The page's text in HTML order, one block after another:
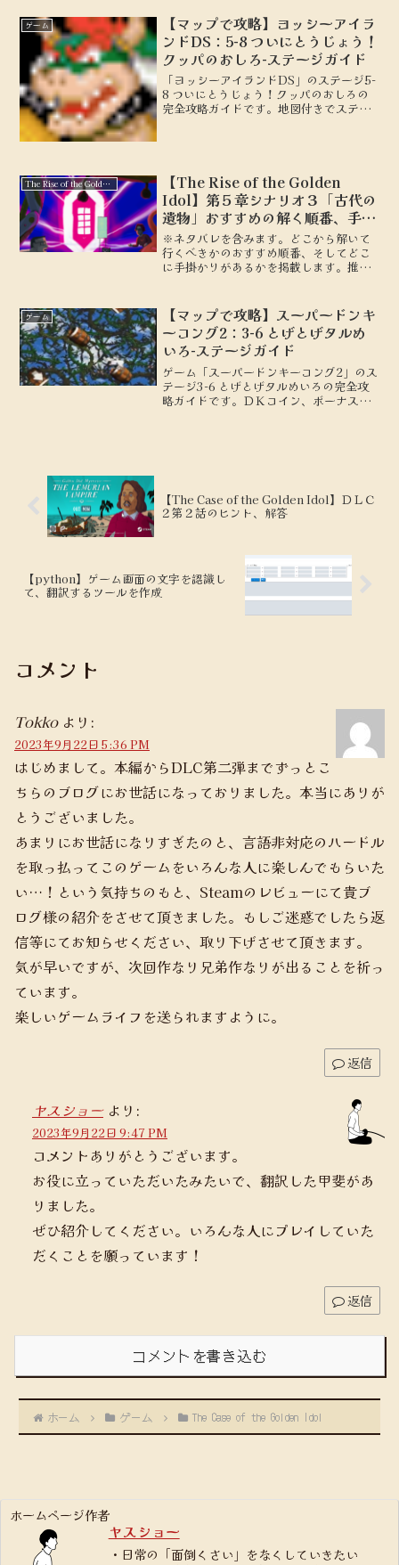
ゲーム
【マップで攻略】ヨッシーアイラ
ンドDS：5-8 ついにとうじょう！
クッパのおしろ-ステージガイド
「ヨッシーアイランドDS」のステージ5-
8 ついにとうじょう！クッパのおしろの
完全攻略ガイドです。地図付きでステー
The Rise of the Golden Idol
【The Rise of the Golden
Idol】第５章シナリオ３「古代の
遺物」おすすめの解く順番、手掛
かり
※ネタバレを含みます。どこから解いて
行くべきかのおすすめ順番、そしてどこ
に手掛かりがあるかを掲載します。推理
ゲーム
【マップで攻略】スーパードンキ
ーコング2：3-6 とげとげタルめ
いろ-ステージガイド
ゲーム「スーパードンキーコング2」のス
テージ3-6 とげとげタルめいろの完全攻
略ガイドです。ＤＫコイン、ボーナスス
【The Case of the Golden Idol】ＤＬＣ
２第２話のヒント、解答
【python】ゲーム画面の文字を認識し
て、翻訳するツールを作成
コメント
Tokko より:
2023年9月22日 5:36 PM
はじめまして。本編からDLC第二弾までずっとこ
ちらのブログにお世話になっておりました。本当にありが
とうございました。
あまりにお世話になりすぎたのと、言語非対応のハードル
を取っ払ってこのゲームをいろんな人に楽しんでもらいた
い…！という気持ちのもと、Steamのレビューにて貴ブ
ログ様の紹介をさせて頂きました。もしご迷惑でしたら返
信等にてお知らせください、取り下げさせて頂きます。
気が早いですが、次回作なり兄弟作なりが出ることを祈っ
ています。
楽しいゲームライフを送られますように。
返信
ヤスショー より:
2023年9月22日 9:47 PM
コメントありがとうございます。
お役に立っていただいたみたいで、翻訳した甲斐があ
りました。
ぜひ紹介してください。いろんな人にプレイしていた
だくことを願っています！
返信
コメントを書き込む
ホーム ゲーム The Case of the Golden Idol
ホームページ作者
ヤスショー
・日常の「面倒くさい」をなくしていきたい